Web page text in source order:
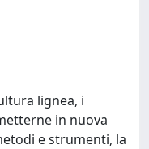
lignea, i
in nuova
e strumenti, la